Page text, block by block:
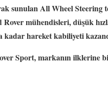
sunulan All Wheel Steering
Rover mühendisleri, düşük
kadar hareket kabiliyeti
Sport, markanın ilklerine